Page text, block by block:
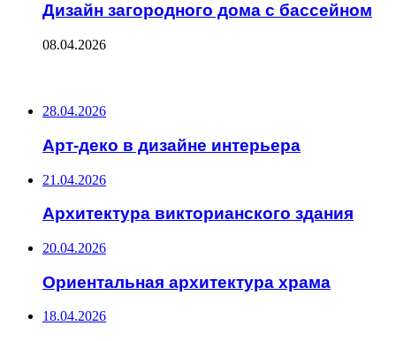
Дизайн загородного дома с бассейном
08.04.2026
28.04.2026
Арт-деко в дизайне интерьера
21.04.2026
Архитектура викторианского здания
20.04.2026
Ориентальная архитектура храма
18.04.2026